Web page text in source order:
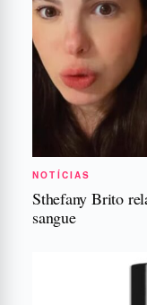
NOTÍCIAS
Sthefany Brito
sangue